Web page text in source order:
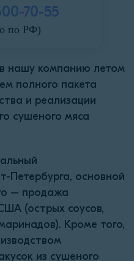
70-55
по РФ)
нашу компанию летом
полного пакета
и реализации
сушеного мяса
Петербурга, основной
– продажа
(острых соусов,
Кроме того,
из сушеного